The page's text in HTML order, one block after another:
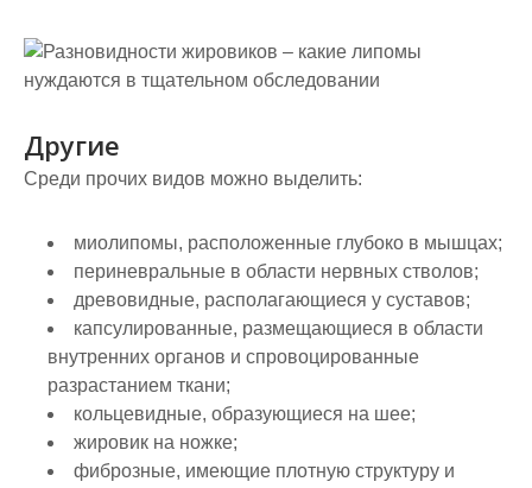
Другие
Среди прочих видов можно выделить:
миолипомы, расположенные глубоко в мышцах;
периневральные в области нервных стволов;
древовидные, располагающиеся у суставов;
капсулированные, размещающиеся в области
внутренних органов и спровоцированные
разрастанием ткани;
кольцевидные, образующиеся на шее;
жировик на ножке;
фиброзные, имеющие плотную структуру и